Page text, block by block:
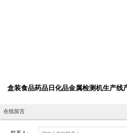
盒装食品药品日化品金属检测机生产线
在线留言